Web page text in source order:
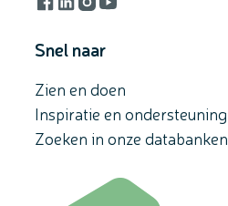
Facebook
LinkedIn
Instagram
YouTube
Snel naar
Zien en doen
Inspiratie en ondersteuning
Zoeken in onze databanken